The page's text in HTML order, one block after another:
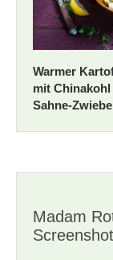
Warmer
mit Chinakohl
Sahne-
Madam